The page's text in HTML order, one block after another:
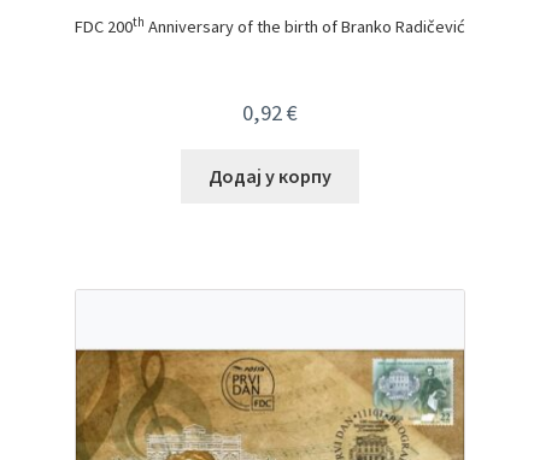
FDC 200th Anniversary of the birth of Branko Radičević
0,92€
Додај у корпу